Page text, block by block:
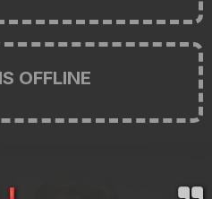
OFFLINE